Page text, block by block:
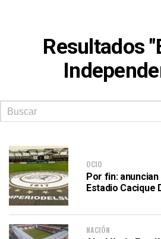
Resultados
OCIO
Por fin:
Estadio Cacique
NACIÓN